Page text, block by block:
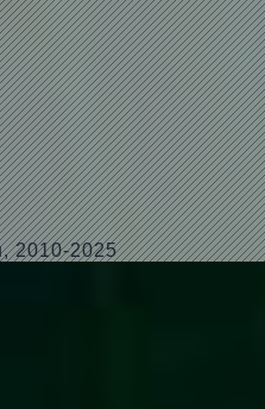
2010-2025